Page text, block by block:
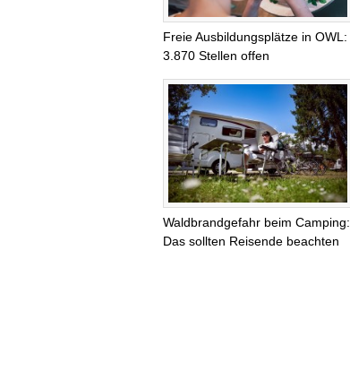
Freie Ausbildungsplätze in OWL:
3.870 Stellen offen
Waldbrandgefahr beim Camping:
Das sollten Reisende beachten